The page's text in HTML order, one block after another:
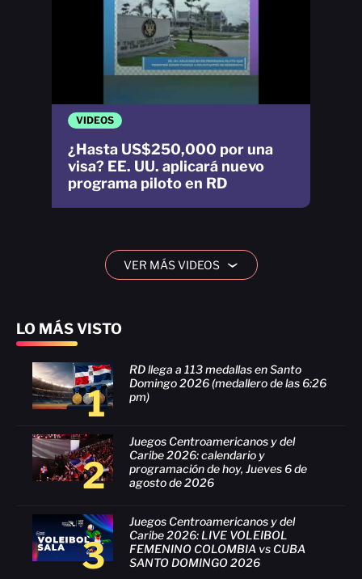
LO MÁS VISTO
1
RD llega a 113 medallas en Santo
Domingo 2026 (medallero de las 6:26
pm)
2
Juegos Centroamericanos y del
Caribe 2026: calendario y
programación de hoy, Jueves 6 de
agosto de 2026
3
Juegos Centroamericanos y del
Caribe 2026: LIVE VOLEIBOL
FEMENINO COLOMBIA vs CUBA
SANTO DOMINGO 2026
VIDEOS
¿Hasta US$250,000 por una
visa? EE. UU. aplicará nuevo
programa piloto en RD
VER MÁS VIDEOS ›